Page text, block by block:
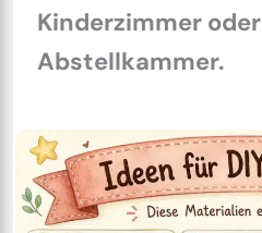
Kinderzimmer oder
Abstellkammer.